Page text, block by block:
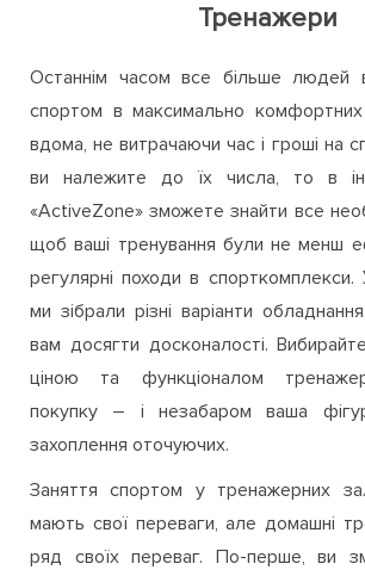
Тренажери
Останнім часом все більше людей
спортом в максимально
вдома, не витрачаючи час і гроші на
ви належите до їх числа, то в
«ActiveZone» зможете знайти все
щоб ваші тренування були не менш
регулярні походи в спорткомплекси.
ми зібрали різні варіанти
вам досягти досконалості.
ціною та функціоналом
покупку – і незабаром ваша
захоплення оточуючих.
Заняття спортом у тренажерних
мають свої переваги, але домашні
ряд своїх переваг. По-перше, ви